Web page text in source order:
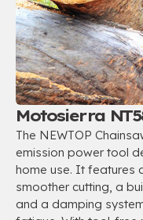
Motosierra
The NEWTOP
emission power tool
home use. It features
smoother cutting, a
and a damping